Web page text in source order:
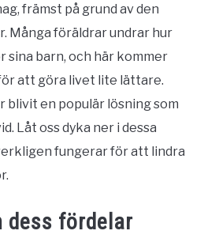
främst på grund av den
Många föräldrar undrar hur
sina barn, och här kommer
att göra livet lite lättare.
blivit en populär lösning som
Låt oss dyka ner i dessa
fungerar för att lindra
dess fördelar